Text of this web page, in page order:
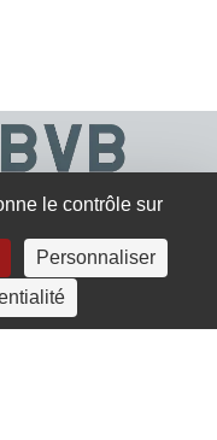
le contrôle sur
Personnaliser